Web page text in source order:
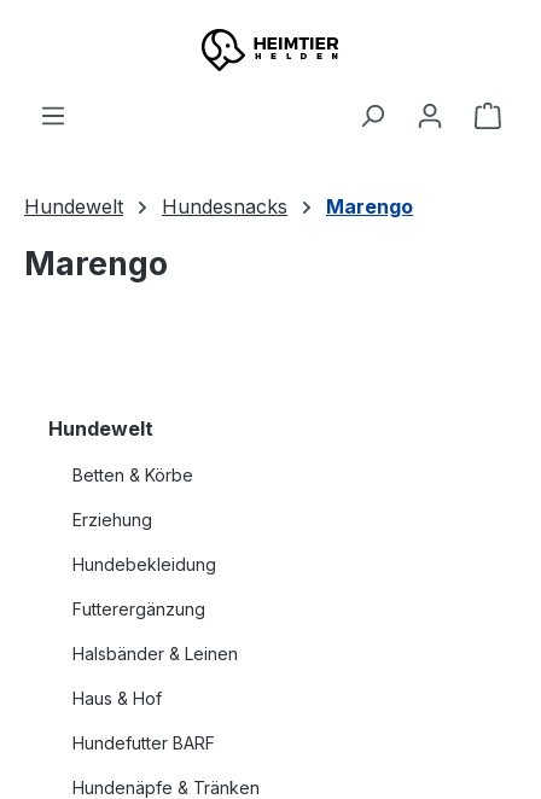
Zum Hauptinhalt springen
Hundewelt Hundesnacks Marengo
Marengo
Hundewelt
Betten & Körbe
Erziehung
Hundebekleidung
Futterergänzung
Halsbänder & Leinen
Haus & Hof
Hundefutter BARF
Hundenäpfe & Tränken